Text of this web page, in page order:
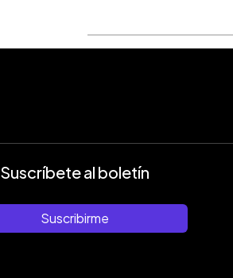
Suscríbete al boletín
Suscribirme